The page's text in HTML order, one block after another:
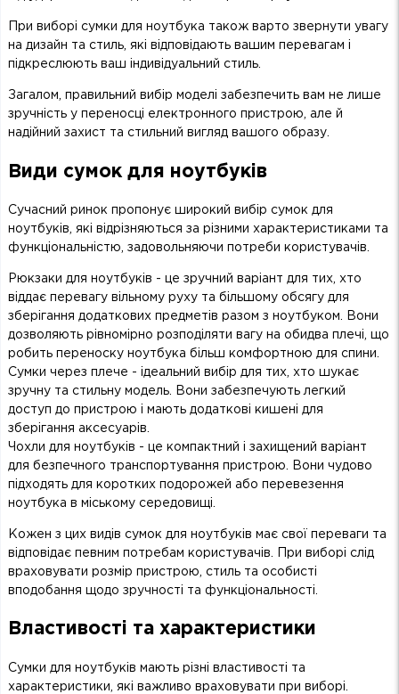
При виборі сумки для ноутбука також варто звернути увагу
на дизайн та стиль, які відповідають вашим перевагам і
підкреслюють ваш індивідуальний стиль.
Загалом, правильний вибір моделі забезпечить вам не лише
зручність у переносці електронного пристрою, але й
надійний захист та стильний вигляд вашого образу.
Види сумок для ноутбуків
Сучасний ринок пропонує широкий вибір сумок для
ноутбуків, які відрізняються за різними характеристиками та
функціональністю, задовольняючи потреби користувачів.
Рюкзаки для ноутбуків - це зручний варіант для тих, хто
віддає перевагу вільному руху та більшому обсягу для
зберігання додаткових предметів разом з ноутбуком. Вони
дозволяють рівномірно розподіляти вагу на обидва плечі, що
робить переноску ноутбука більш комфортною для спини.
Сумки через плече - ідеальний вибір для тих, хто шукає
зручну та стильну модель. Вони забезпечують легкий
доступ до пристрою і мають додаткові кишені для
зберігання аксесуарів.
Чохли для ноутбуків - це компактний і захищений варіант
для безпечного транспортування пристрою. Вони чудово
підходять для коротких подорожей або перевезення
ноутбука в міському середовищі.
Кожен з цих видів сумок для ноутбуків має свої переваги та
відповідає певним потребам користувачів. При виборі слід
враховувати розмір пристрою, стиль та особисті
вподобання щодо зручності та функціональності.
Властивості та характеристики
Сумки для ноутбуків мають різні властивості та
характеристики, які важливо враховувати при виборі.